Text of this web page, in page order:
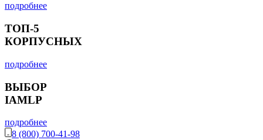
подробнее
ТОП-5
КОРПУСНЫХ
подробнее
ВЫБОР
IAMLP
подробнее
8 (800) 700-41-98